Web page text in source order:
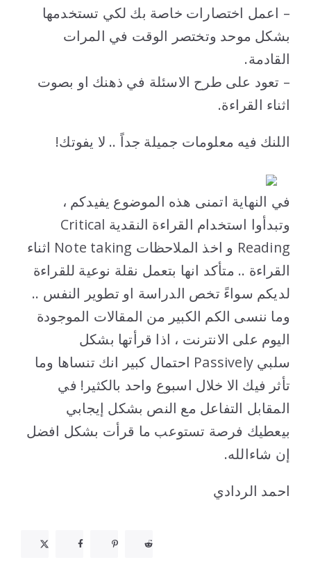
– اعمل اختصارات خاصة بك لكي تستخدمها
بشكل موحد وتختصر الوقت في المرات
القادمة.
– تعود على طرح الاسئلة في ذهنك او بصوت
اثناء القراءة.
اللنك فيه معلومات جميلة جداً .. لا يفوتك!
في النهاية اتمنى هذه الموضوع يفيدكم ،
وتبدأوا استخدام القراءة النقدية Critical
Reading و اخذ الملاحظات Note taking اثناء
القراءة .. متأكد انها بتعمل نقلة نوعية للقراءة
لديكم سواءً تخص الدراسة او تطوير النفس ..
وما ننسى الكم الكبير من المقالات الموجودة
اليوم على الانترنت ، اذا قرأتها بشكل
سلبي Passively احتمال كبير انك تنساها وما
تأثر فيك الا خلال اسبوع واحد بالكثير! في
المقابل التفاعل مع النص بشكل إيجابي
بيعطيك فرصة تستوعب ما قرأت بشكل افضل
إن شاءالله.
احمد الردادي